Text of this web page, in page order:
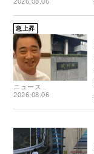
急上昇
ニュース
2026.08.06